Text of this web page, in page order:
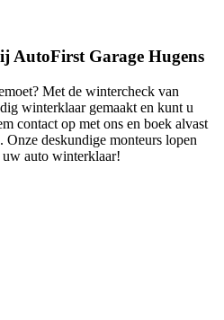
AutoFirst Garage Hugens
Met de wintercheck van
winterklaar gemaakt en kunt u
contact op met ons en boek alvast
deskundige monteurs lopen
auto winterklaar!